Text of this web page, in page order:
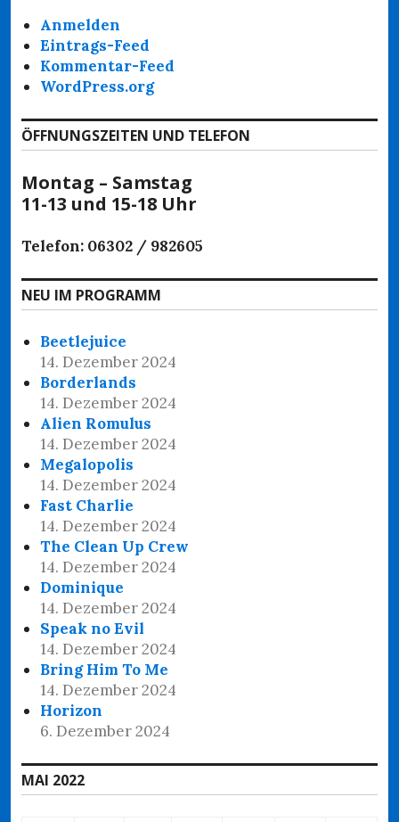
Anmelden
Eintrags-Feed
Kommentar-Feed
WordPress.org
ÖFFNUNGSZEITEN UND TELEFON
Montag – Samstag
11-13 und 15-18 Uhr
Telefon: 06302 / 982605
NEU IM PROGRAMM
Beetlejuice
14. Dezember 2024
Borderlands
14. Dezember 2024
Alien Romulus
14. Dezember 2024
Megalopolis
14. Dezember 2024
Fast Charlie
14. Dezember 2024
The Clean Up Crew
14. Dezember 2024
Dominique
14. Dezember 2024
Speak no Evil
14. Dezember 2024
Bring Him To Me
14. Dezember 2024
Horizon
6. Dezember 2024
MAI 2022